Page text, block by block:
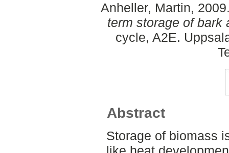
Anheller, Martin,
term storage of bark
cycle, A2E.
Abstract
Storage of biomass